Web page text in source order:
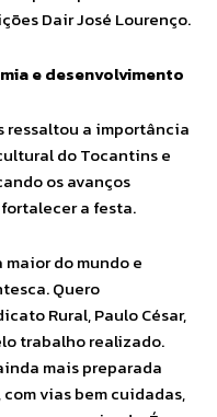
Dair José Lourenço.
e desenvolvimento
ressaltou a importância
do Tocantins e
os avanços
a festa.
do mundo e
Quero
Rural, Paulo César,
trabalho realizado.
mais preparada
vias bem cuidadas,